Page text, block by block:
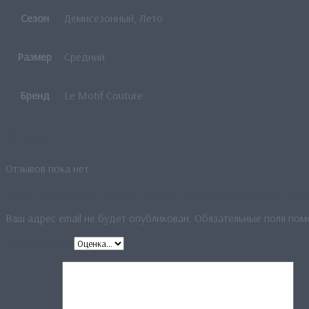
Сезон Демисезонный, Лето
Размер Средний
Бренд Le Motif Couture
Отзывов пока нет.
Ваш адрес email не будет опубликован. Обязательные поля